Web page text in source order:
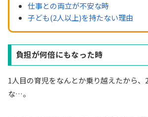
仕事との両立が不安な時
子ども(2人以上)を持たない理由
負担が何倍にもなった時
1人目の育児をなんとか乗り越えたから
な…。